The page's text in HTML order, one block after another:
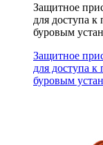
Защитное
для доступа
буровым
Защитное
для доступа
буровым